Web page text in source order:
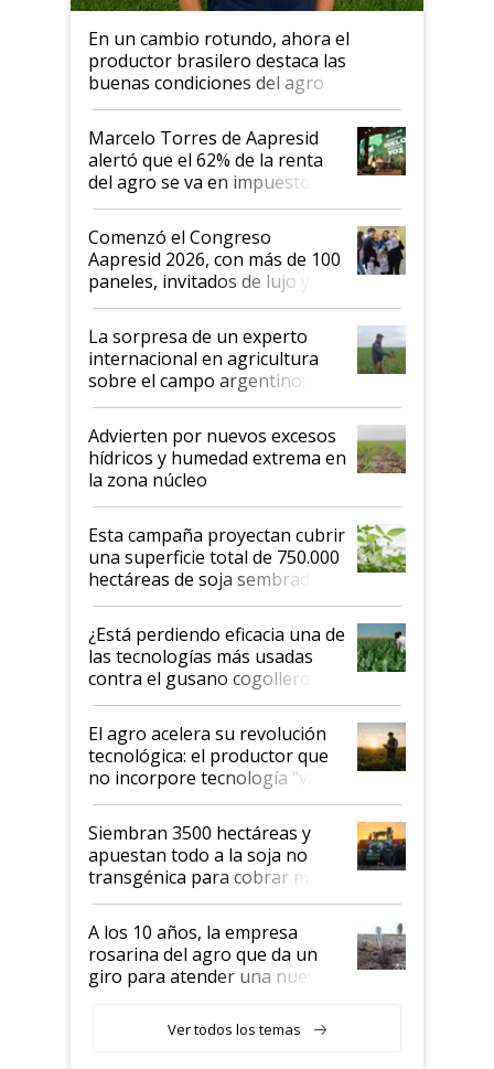
En un cambio rotundo, ahora el
productor brasilero destaca las
buenas condiciones del agro
argentino para invertir: "Los veo
más motivados"
Marcelo Torres de Aapresid
alertó que el 62% de la renta
del agro se va en impuestos:
"No es bueno que en
Argentina se sigan discutiendo
las mismas cosas de hace 50
años"
Comenzó el Congreso
Aapresid 2026, con más de 100
paneles, invitados de lujo y
todas las tendencias
La sorpresa de un experto
internacional en agricultura
sobre el campo argentino:
"Estoy muy impresionado"
Advierten por nuevos excesos
hídricos y humedad extrema en
la zona núcleo
Esta campaña proyectan cubrir
una superficie total de 750.000
hectáreas de soja sembradas
con una nueva generación de
variedades que marcan un
salto tecnológico en genética y
rendimiento
¿Está perdiendo eficacia una de
las tecnologías más usadas
contra el gusano cogollero? El
desafío de una tecnología clave
El agro acelera su revolución
tecnológica: el productor que
no incorpore tecnología "va a
perder el tren"
Siembran 3500 hectáreas y
apuestan todo a la soja no
transgénica para cobrar más
por tonelada: compraron un
semillero
A los 10 años, la empresa
rosarina del agro que da un
giro para atender una nueva
Ver todos los temas